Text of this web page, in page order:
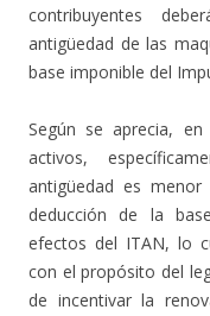
contribuyentes
antigüedad de las
base imponible del
Según se aprecia,
activos,
antigüedad es
deducción de la
efectos del ITAN, lo
con el propósito del
de incentivar la